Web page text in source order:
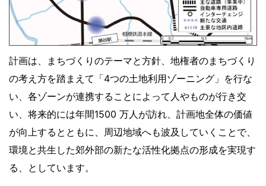
計画は、まちづくりのテーマと方針、地権者のまちづくり
の考え方を踏まえて「4つの土地利用ゾーニング」を行な
い、各ゾーンが連携することによって人やものが行き交
い、将来的には年間1500 万人が訪れ、計画地全体の価値
が向上するとともに、周辺地域へも波及していくことで、
環境と共生した郊外部の新たな活性化拠点の形成を実現す
る、としています。